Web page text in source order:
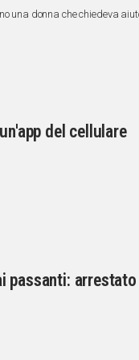
una donna che chiedeva
del cellulare
passanti: